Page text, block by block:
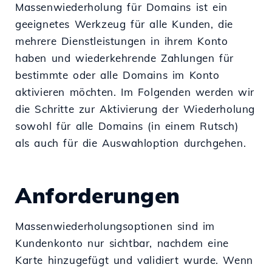
Massenwiederholung für Domains ist ein
geeignetes Werkzeug für alle Kunden, die
mehrere Dienstleistungen in ihrem Konto
haben und wiederkehrende Zahlungen für
bestimmte oder alle Domains im Konto
aktivieren möchten. Im Folgenden werden wir
die Schritte zur Aktivierung der Wiederholung
sowohl für alle Domains (in einem Rutsch)
als auch für die Auswahloption durchgehen.
Anforderungen
Massenwiederholungsoptionen sind im
Kundenkonto nur sichtbar, nachdem eine
Karte hinzugefügt und validiert wurde. Wenn